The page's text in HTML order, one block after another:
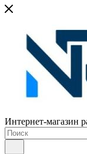
Интернет-магазин